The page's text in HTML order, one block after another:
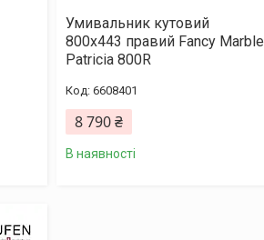
Умивальник кутовий
800х443 правий Fancy Marble
Patricia 800R
6608401
8 790 ₴
В наявності